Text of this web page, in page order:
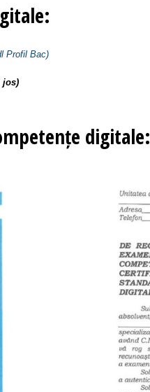
Profil Bac)
jos)
digitale: